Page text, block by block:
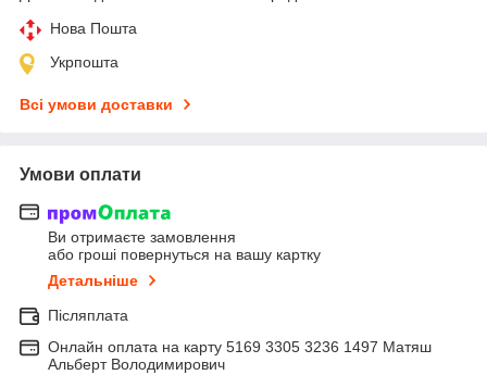
Нова Пошта
Укрпошта
Всі умови доставки
Умови оплати
Ви отримаєте замовлення
або гроші повернуться на вашу картку
Детальніше
Післяплата
Онлайн оплата на карту 5169 3305 3236 1497 Матяш
Альберт Володимирович